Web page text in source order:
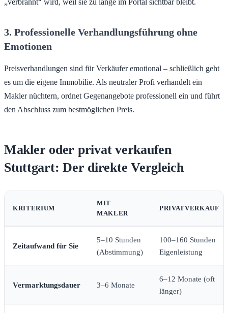
3. Professionelle Verhandlungsführung ohne
Emotionen
Preisverhandlungen sind für Verkäufer emotional – schließlich geht
es um die eigene Immobilie. Als neutraler Profi verhandelt ein
Makler nüchtern, ordnet Gegenangebote professionell ein und führt
den Abschluss zum bestmöglichen Preis.
Makler oder privat verkaufen
Stuttgart: Der direkte Vergleich
KRITERIUM
MIT
MAKLER
PRIVATVERKAUF
Zeitaufwand für Sie
5–10 Stunden
(Abstimmung)
100–160 Stunden
Eigenleistung
Vermarktungsdauer 3–6 Monate
6–12 Monate (oft
länger)